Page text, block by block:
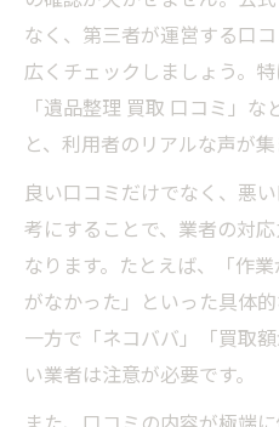
なく、第三者が運営する口
広くチェックしましょう。特
「遺品整理 買取 口コミ」
と、利用者のリアルな声が集
良い口コミだけでなく、悪
考にすることで、業者の対
なります。たとえば、「作
がなかった」といった具体
一方で「ネコババ」「買取
い業者は注意が必要です。